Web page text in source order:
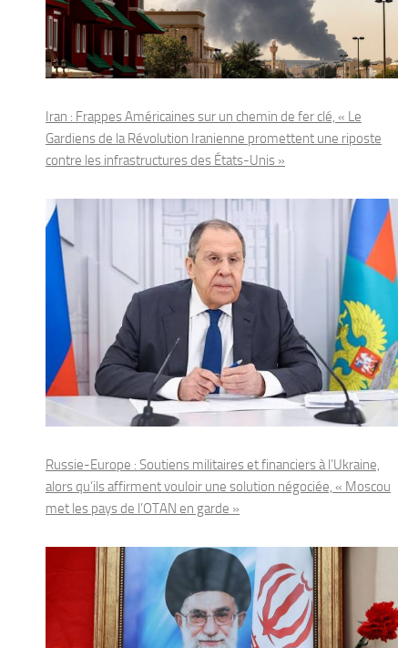
Iran : Frappes Américaines sur un chemin de fer clé, « Le
Gardiens de la Révolution Iranienne promettent une riposte
contre les infrastructures des États-Unis »
Russie-Europe : Soutiens militaires et financiers à l’Ukraine,
alors qu’ils affirment vouloir une solution négociée, « Moscou
met les pays de l’OTAN en garde »